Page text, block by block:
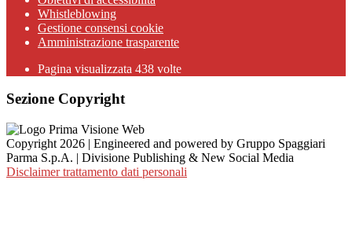
Whistleblowing
Gestione consensi cookie
Amministrazione trasparente
Pagina visualizzata 438 volte
Sezione Copyright
Copyright 2026 | Engineered and powered by Gruppo Spaggiari
Parma S.p.A. | Divisione Publishing & New Social Media
Disclaimer trattamento dati personali